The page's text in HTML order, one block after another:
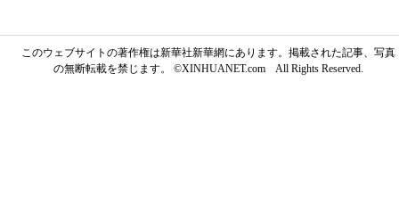
このウェブサイトの著作権は新華社新華網にあります。掲載された記事、写真
の無断転載を禁じます。 ©XINHUANET.com All Rights Reserved.